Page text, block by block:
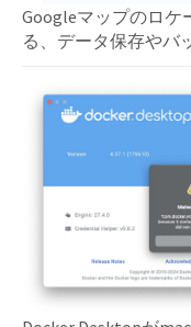
Googleマップのロケ
る、データ保存やバ